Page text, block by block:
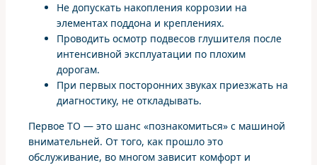
Не допускать накопления коррозии на
элементах поддона и креплениях.
Проводить осмотр подвесов глушителя после
интенсивной эксплуатации по плохим
дорогам.
При первых посторонних звуках приезжать на
диагностику, не откладывать.
Первое ТО — это шанс «познакомиться» с машиной
внимательней. От того, как прошло это
обслуживание, во многом зависит комфорт и